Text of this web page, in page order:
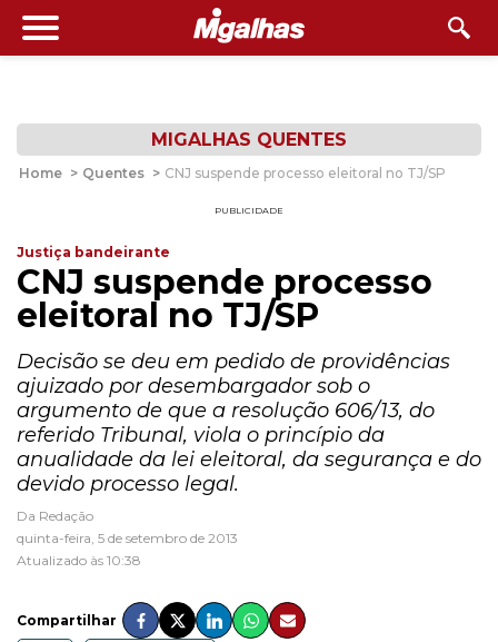
MIGALHAS QUENTES
Home > Quentes > CNJ suspende processo eleitoral no TJ/SP
PUBLICIDADE
Justiça bandeirante
CNJ suspende processo
eleitoral no TJ/SP
Decisão se deu em pedido de providências
ajuizado por desembargador sob o
argumento de que a resolução 606/13, do
referido Tribunal, viola o princípio da
anualidade da lei eleitoral, da segurança e do
devido processo legal.
Da Redação
quinta-feira, 5 de setembro de 2013
Atualizado às 10:38
Compartilhar